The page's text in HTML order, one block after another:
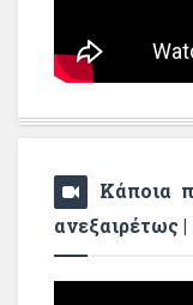
Κάποια
ανεξαιρέτως